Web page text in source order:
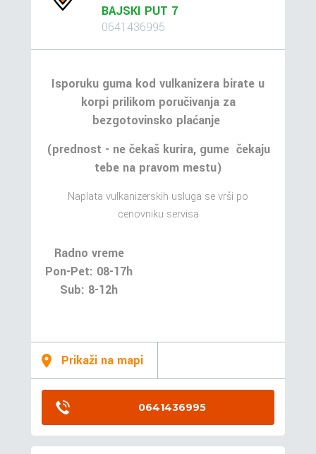
BAJSKI PUT 7
0641436995
Isporuku guma kod vulkanizera birate u
korpi prilikom poručivanja za
bezgotovinsko plaćanje
(prednost - ne čekaš kurira, gume čekaju
tebe na pravom mestu)
Naplata vulkanizerskih usluga se vrši po
cenovniku servisa
Radno vreme
Pon-Pet: 08-17h
Sub: 8-12h
Prikaži na mapi
0641436995